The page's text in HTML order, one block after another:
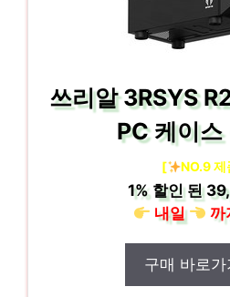
쓰리알 3RSYS
PC 케이
[ NO.9 제
1%할인 된
내일
까
구매 바로가